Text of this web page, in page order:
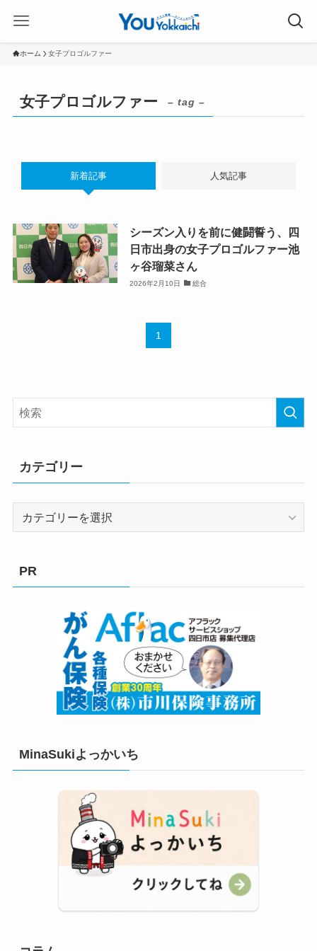
ホーム 女子プロゴルファー
女子プロゴルファー – tag –
新着記事 人気記事
シーズン入りを前に健闘誓う、四
日市出身の女子プロゴルファー池
ヶ谷瑠菜さん
2026年2月10日 総合
1
カテゴリー
PR
MinaSukiよっかいち